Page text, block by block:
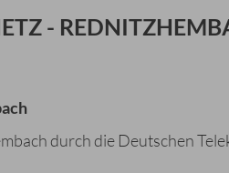
-
durch die Deutschen